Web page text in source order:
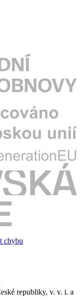
chybu
republiky, v. v. i. a